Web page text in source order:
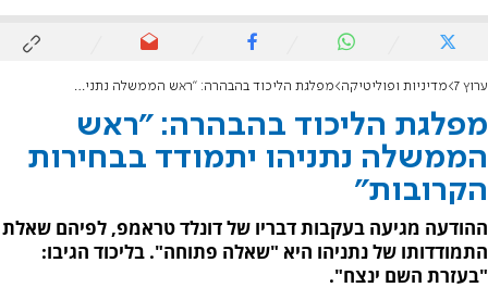
ערוץ 7 מדיניות ופוליטיקה מפלגת הליכוד בהבהרה: "ראש הממשלה נתניהו יתמודד בבחירות הקרובות"
מפלגת הליכוד בהבהרה: "ראש
הממשלה נתניהו יתמודד בבחירות
הקרובות"
ההודעה מגיעה בעקבות דבריו של דונלד טראמפ, לפיהם שאלת
התמודדותו של נתניהו היא "שאלה פתוחה". בליכוד הגיבו:
"בעזרת השם ינצח".